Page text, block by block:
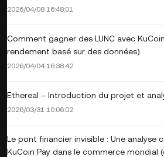
2026/04/08 16:48:01
Comment gagner des LUNC avec
rendement basé sur des données)
2026/04/04 16:38:42
Ethereal – Introduction du projet et
2026/03/31 10:06:02
Le pont financier invisible : Une analyse
KuCoin Pay dans le commerce mondial